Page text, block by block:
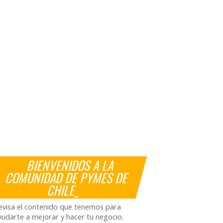
BIENVENIDOS A LA
COMUNIDAD DE PYMES DE
CHILE_
el contenido que tenemos para
a mejorar y hacer tu negocio.